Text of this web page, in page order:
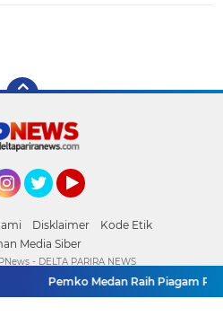
Disklaimer
Kode Etik
Media Siber
Pemko Medan Raih Piagam
- DELTA PARIRA NEWS